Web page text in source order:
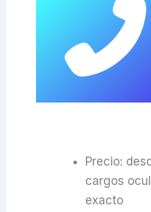
Precio:
cargos
exacto